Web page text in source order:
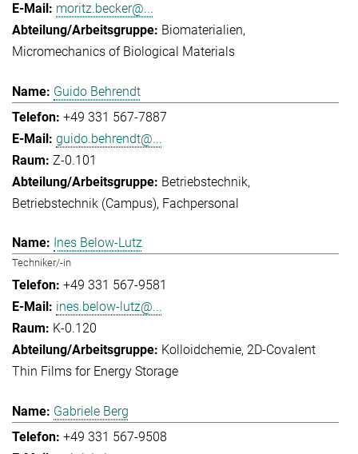
moritz.becker@...
Biomaterialien
Micromechanics of Biological Materials
Guido Behrendt
+49 331 567-7887
guido.behrendt@...
Z-0.101
Betriebstechnik
Betriebstechnik (Campus) Fachpersonal
Ines Below-Lutz
Techniker/-in
+49 331 567-9581
ines.below-lutz@...
K-0.120
Kolloidchemie 2D-Covalent
Thin Films for Energy Storage
Gabriele Berg
+49 331 567-9508